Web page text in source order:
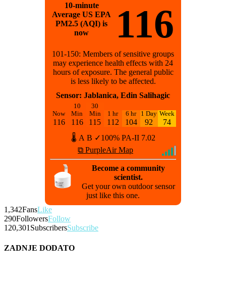
10-minute
Average US EPA
PM2.5 (AQI) is
now
116
101-150: Members of sensitive groups
may experience health effects with 24
hours of exposure. The general public
is less likely to be affected.
Sensor: Jablanica, Edin Salihagic
Now
116
10
Min
116
30
Min
115
1 hr
112
6 hr
104
1 Day
92
Week
74
🌡 A B ✓100% PA-II 7.02
⧉ PurpleAir Map
Become a community
scientist.
Get your own outdoor sensor
just like this one.
1,342FansLike
290FollowersFollow
120,301 SubscribersSubscribe
ZADNJE DODATO